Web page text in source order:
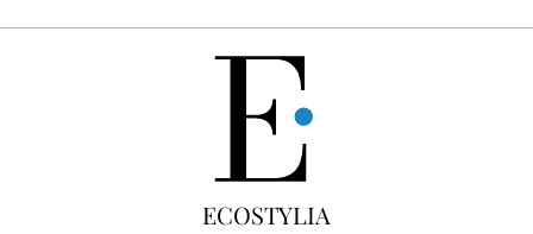
ECOSTYLIA